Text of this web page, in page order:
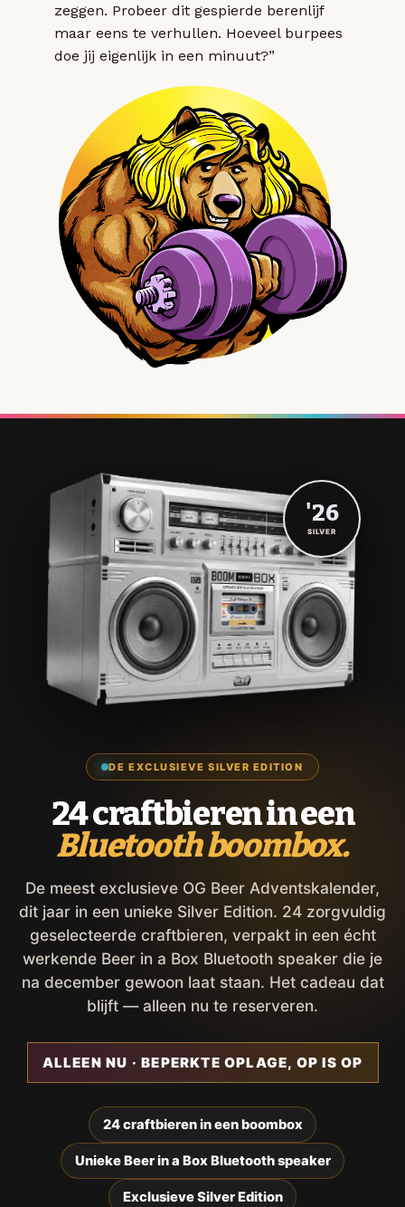
zeggen. Probeer dit gespierde berenlijf
maar eens te verhullen. Hoeveel burpees
doe jij eigenlijk in een minuut?”
DE EXCLUSIEVE SILVER EDITION
24 craftbieren in een
Bluetooth boombox.
De meest exclusieve OG Beer Adventskalender,
dit jaar in een unieke Silver Edition. 24 zorgvuldig
geselecteerde craftbieren, verpakt in een écht
werkende Beer in a Box Bluetooth speaker die je
na december gewoon laat staan. Het cadeau dat
blijft — alleen nu te reserveren.
ALLEEN NU · BEPERKTE OPLAGE, OP IS OP
24 craftbieren in een boombox
Unieke Beer in a Box Bluetooth speaker
Exclusieve Silver Edition
'26
SILVER